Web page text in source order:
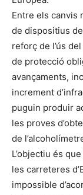
Entre els canvis
de dispositius
reforç de l’ús
de protecció
avançaments,
increment
puguin produir
les proves
de
L’objectiu és
les carreteres
impossible